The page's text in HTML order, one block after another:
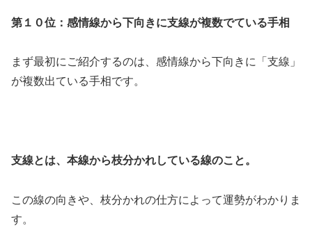
第１０位：感情線から下向きに支線が複数でている手相
まず最初にご紹介するのは、感情線から下向きに「支線」
が複数出ている手相です。
支線とは、本線から枝分かれしている線のこと。
この線の向きや、枝分かれの仕方によって運勢がわかりま
す。